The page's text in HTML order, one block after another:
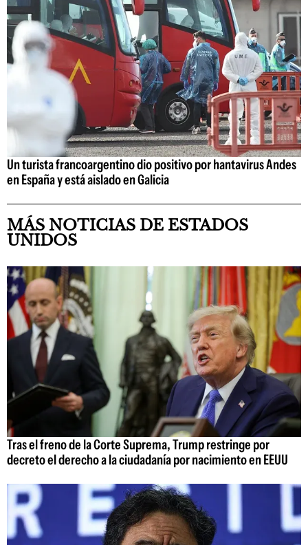
Un turista francoargentino dio positivo por hantavirus Andes
en España y está aislado en Galicia
MÁS NOTICIAS DE ESTADOS
UNIDOS
Tras el freno de la Corte Suprema, Trump restringe por
decreto el derecho a la ciudadanía por nacimiento en EEUU